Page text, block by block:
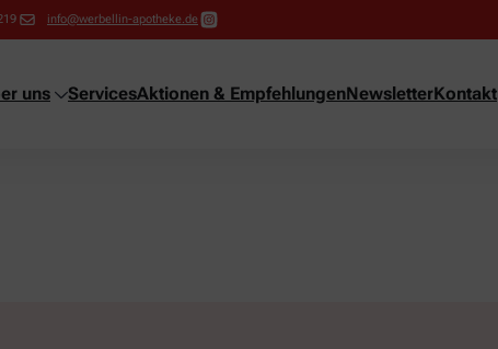
info@werbellin-apotheke.de
uns ServicesAktionen & EmpfehlungenNewsletterKontakt